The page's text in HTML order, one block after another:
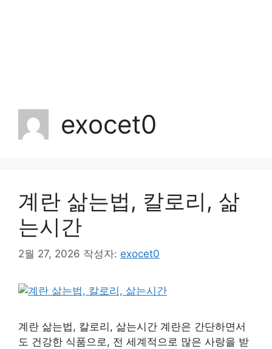
exocet0
계란 삶는법, 칼로리, 삶
는시간
2월 27, 2026 작성자: exocet0
계란 삶는법, 칼로리, 삶는시간 계란은 간단하면서
도 건강한 식품으로, 전 세계적으로 많은 사랑을 받